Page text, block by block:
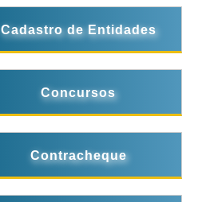
Cadastro de Entidades
Concursos
Contracheque